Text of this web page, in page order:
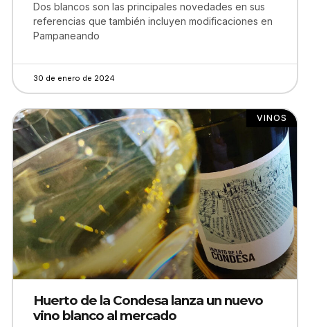
Dos blancos son las principales novedades en sus
referencias que también incluyen modificaciones en
Pampaneando
30 de enero de 2024
VINOS
Huerto de la Condesa lanza un nuevo
vino blanco al mercado